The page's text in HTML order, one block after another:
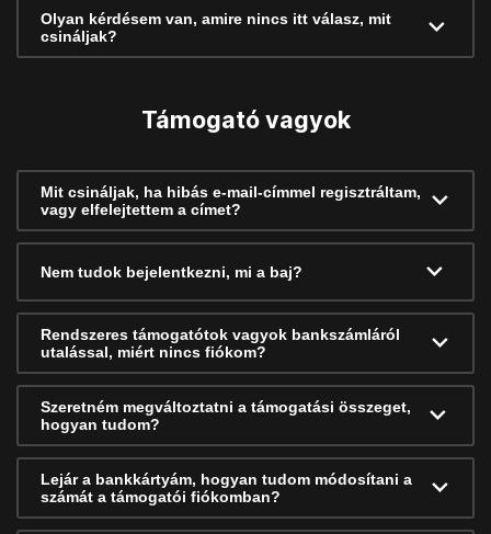
Olyan kérdésem van, amire nincs itt válasz, mit
csináljak?
Támogató vagyok
Mit csináljak, ha hibás e-mail-címmel regisztráltam,
vagy elfelejtettem a címet?
Nem tudok bejelentkezni, mi a baj?
Rendszeres támogatótok vagyok bankszámláról
utalással, miért nincs fiókom?
Szeretném megváltoztatni a támogatási összeget,
hogyan tudom?
Lejár a bankkártyám, hogyan tudom módosítani a
számát a támogatói fiókomban?